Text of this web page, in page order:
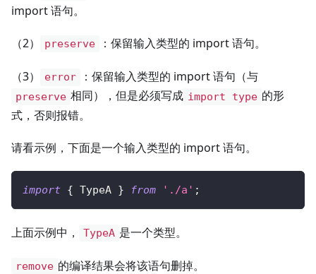
import 语句。
（2） preserve ：保留输入类型的 import 语句。
（3） error ：保留输入类型的 import 语句（与
preserve 相同），但是必须写成 import type 的形
式，否则报错。
请看示例，下面是一个输入类型的 import 语句。
import { TypeA } from './a' ;
上面示例中， TypeA 是一个类型。
remove 的编译结果会将该语句删掉。